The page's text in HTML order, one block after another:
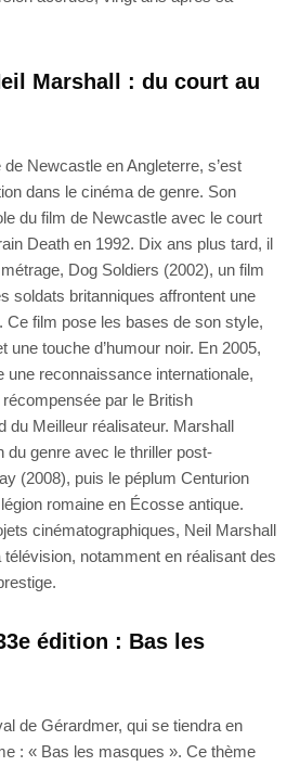
Marshall : du court au
Newcastle en Angleterre, s’est
dans le cinéma de genre. Son
du film de Newcastle avec le court
Death en 1992. Dix ans plus tard, il
Dog Soldiers (2002), un film
soldats britanniques affrontent une
Ce film pose les bases de son style,
une touche d’humour noir. En 2005,
une reconnaissance internationale,
par le British
du Meilleur réalisateur. Marshall
du genre avec le thriller post-
(2008), puis le péplum Centurion
romaine en Écosse antique.
cinématographiques, Neil Marshall
télévision, notamment en réalisant des
édition : Bas les
de Gérardmer, qui se tiendra en
: « Bas les masques ». Ce thème